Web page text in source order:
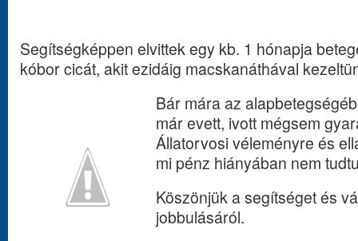
Segítségképpen elvittek egy kb. 1 hónapja
kóbor cicát, akit ezidáig macskanáthával
Bár mára az
már evett, ivott mégsem
Állatorvosi véleményre és
mi pénz hiányában nem
Köszönjük a segítséget és
jobbulásáról.